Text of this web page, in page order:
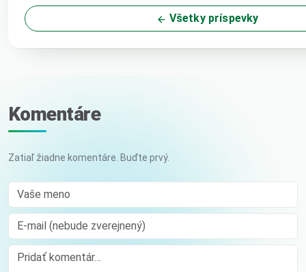
Všetky príspevky
Komentáre
Zatiaľ žiadne komentáre. Buďte prvý.
Vaše meno
E-mail (nebude zverejnený)
Comment